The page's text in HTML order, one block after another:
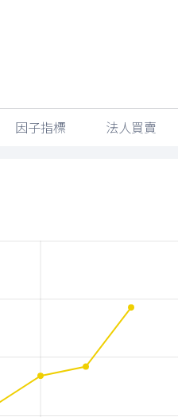
因子指標 法人買賣